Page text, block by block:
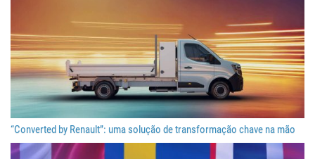
“Converted by Renault”: uma solução de transformação chave na mão